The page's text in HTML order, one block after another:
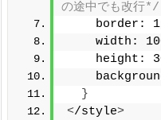
の途中でも改行*/
border:
width:
height:
}
</style>